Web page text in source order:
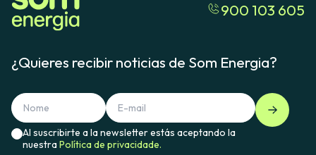
900 103 605
¿Quieres recibir noticias de Som Energia?
Al suscribirte a la newsletter estás aceptando la
nuestraPolítica de privacidade.